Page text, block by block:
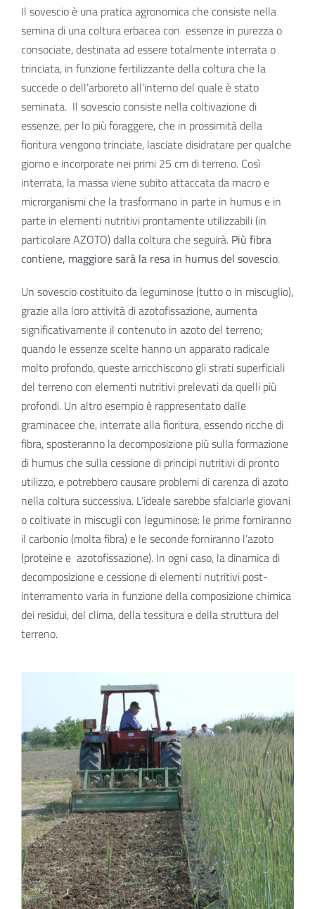
Il sovescio è una pratica agronomica che consiste nella
semina di una coltura erbacea con essenze in purezza o
consociate, destinata ad essere totalmente interrata o
trinciata, in funzione fertilizzante della coltura che la
succede o dell’arboreto all’interno del quale è stato
seminata. Il sovescio consiste nella coltivazione di
essenze, per lo più foraggere, che in prossimità della
fioritura vengono trinciate, lasciate disidratare per qualche
giorno e incorporate nei primi 25 cm di terreno. Così
interrata, la massa viene subito attaccata da macro e
microrganismi che la trasformano in parte in humus e in
parte in elementi nutritivi prontamente utilizzabili (in
particolare AZOTO) dalla coltura che seguirà. Più fibra
contiene, maggiore sarà la resa in humus del sovescio.
Un sovescio costituito da leguminose (tutto o in miscuglio),
grazie alla loro attività di azotofissazione, aumenta
significativamente il contenuto in azoto del terreno;
quando le essenze scelte hanno un apparato radicale
molto profondo, queste arricchiscono gli strati superficiali
del terreno con elementi nutritivi prelevati da quelli più
profondi. Un altro esempio è rappresentato dalle
graminacee che, interrate alla fioritura, essendo ricche di
fibra, sposteranno la decomposizione più sulla formazione
di humus che sulla cessione di principi nutritivi di pronto
utilizzo, e potrebbero causare problemi di carenza di azoto
nella coltura successiva. L’ideale sarebbe sfalciarle giovani
o coltivate in miscugli con leguminose: le prime forniranno
il carbonio (molta fibra) e le seconde forniranno l’azoto
(proteine e azotofissazione). In ogni caso, la dinamica di
decomposizione e cessione di elementi nutritivi post-
interramento varia in funzione della composizione chimica
dei residui, del clima, della tessitura e della struttura del
terreno.